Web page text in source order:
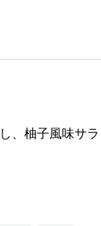
、柚子風味サ